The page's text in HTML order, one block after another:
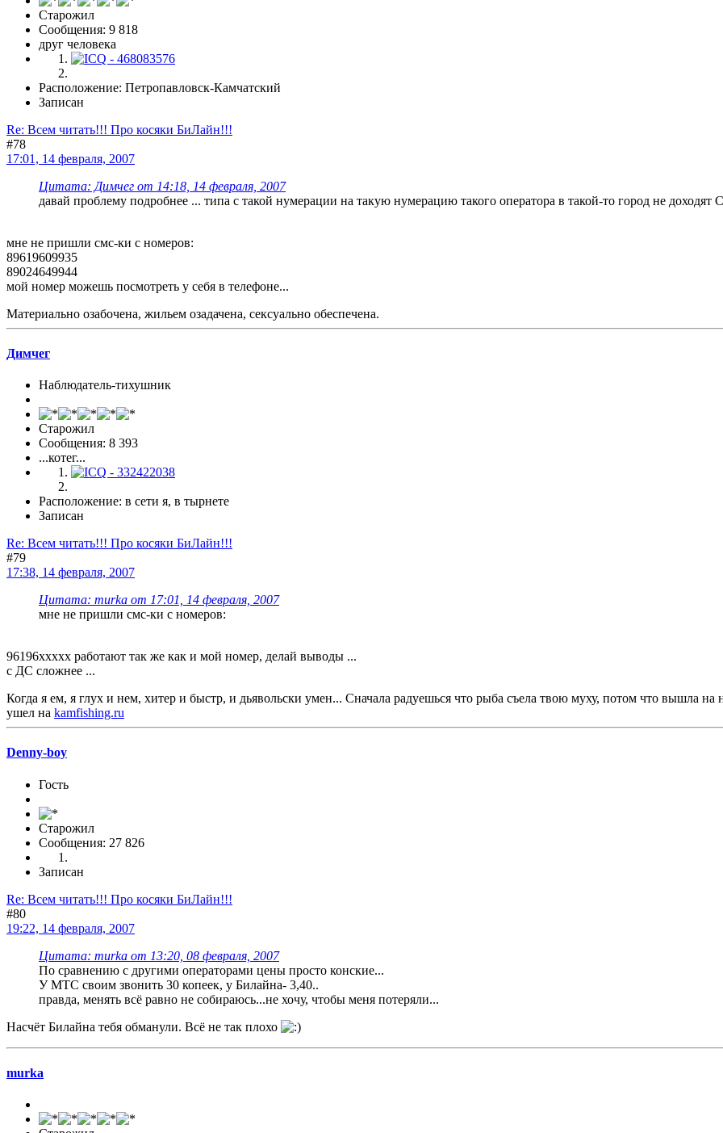
Старожил
Сообщения: 9 818
друг человека
Расположение: Петропавловск-Камчатский
Записан
Re: Всем читать!!! Про косяки БиЛайн!!!
#78
17:01, 14 февраля, 2007
Цитата: Димчег от 14:18, 14 февраля, 2007
давай проблему подробнее ... типа с такой нумерации на такую нумерацию такого оператора в такой-то город не
мне не пришли смс-ки с номеров:
89619609935
89024649944
мой номер можешь посмотреть у себя в телефоне...
Материально озабочена, жильем озадачена, сексуально обеспечена.
Димчег
Наблюдатель-тихушник
Старожил
Сообщения: 8 393
...котег...
Расположение: в сети я, в тырнете
Записан
Re: Всем читать!!! Про косяки БиЛайн!!!
#79
17:38, 14 февраля, 2007
Цитата: murka от 17:01, 14 февраля, 2007
мне не пришли смс-ки с номеров:
96196ххххх работают так же как и мой номер, делай выводы ...
с ДС сложнее ...
Когда я ем, я глух и нем, хитер и быстр, и дьявольски умен... Сначала радуешься что рыба съела твою муху, потом что вышла
ушел на kamfishing.ru
Denny-boy
Гость
Старожил
Сообщения: 27 826
Записан
Re: Всем читать!!! Про косяки БиЛайн!!!
#80
19:22, 14 февраля, 2007
Цитата: murka от 13:20, 08 февраля, 2007
По сравнению с другими операторами цены просто конские...
У МТС своим звонить 30 копеек, у Билайна- 3,40..
правда, менять всё равно не собираюсь...не хочу, чтобы меня потеряли...
Насчёт Билайна тебя обманули. Всё не так плохо
murka